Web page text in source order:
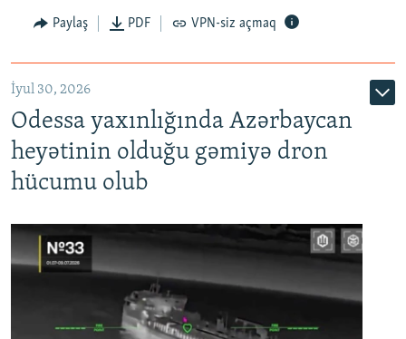
Paylaş PDF VPN-siz açmaq
İyul 30, 2026
Odessa yaxınlığında Azərbaycan
heyətinin olduğu gəmiyə dron
hücumu olub